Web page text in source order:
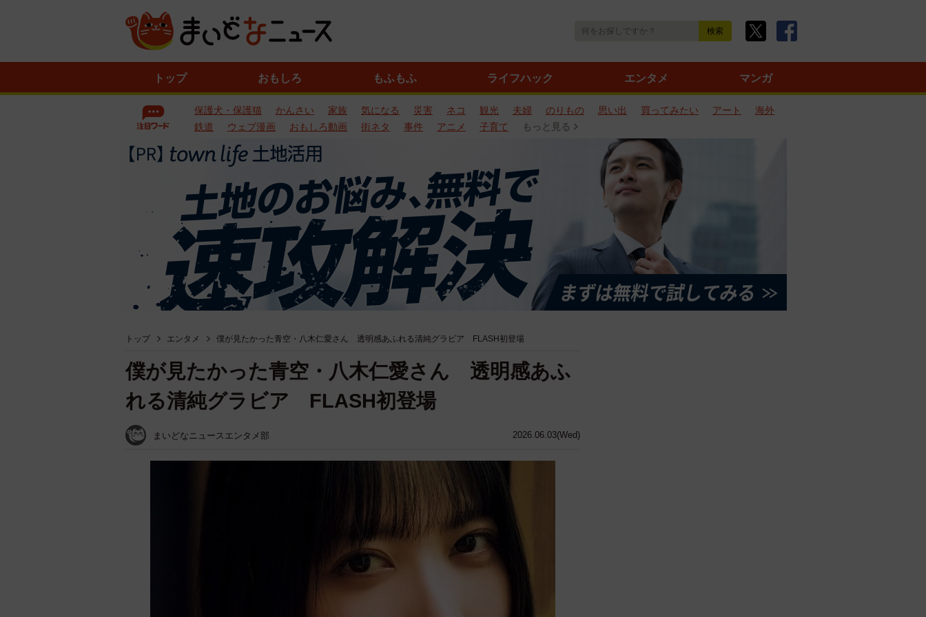
トップ おもしろ もふもふ ライフハック エンタメ マンガ
保護犬・保護猫 かんさい 家族 気になる 災害 ネコ 観光 夫婦 のりもの 思い出 買ってみたい アート
海外
鉄道
ウェブ漫画 おもしろ動画 街ネタ 事件 アニメ 子育て もっと見る
トップ エンタメ 僕が見たかった青空・八木仁愛さん 透明感あふれる清純グラビア FLASH初登場
2026.06.03(Wed)
僕が見たかった青空・八木仁愛さん 透明感あふ
れる清純グラビア FLASH初登場
まいどなニュースエンタメ部